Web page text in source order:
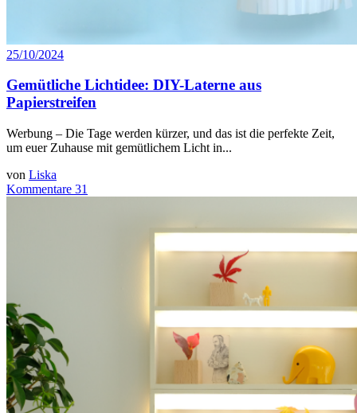
25/10/2024
Gemütliche Lichtidee: DIY-Laterne aus
Papierstreifen
Werbung – Die Tage werden kürzer, und das ist die perfekte Zeit,
um euer Zuhause mit gemütlichem Licht in...
von Liska
Kommentare 31